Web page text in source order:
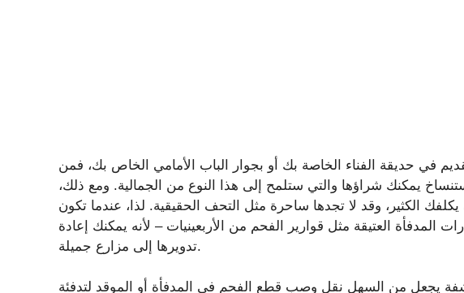
في حديقة الفناء الخاصة بك أو بجوار الباب الأمامي الخاص بك، فمن
يمكنك شراؤها والتي ستلمح إلى هذا النوع من الجمالية. ومع ذلك،
الكثير، وقد لا تجدها ساحرة مثل التحف الحقيقية. لذا، عندما تكون
المدفأة العتيقة مثل قوارير الفحم من الأربعينيات – لأنه يمكنك إعادة
تدويرها إلى مزارع جميلة.
يجعل من السهل نقل وصب قطع الفحم في المدفأة أو الموقد لتدفئة